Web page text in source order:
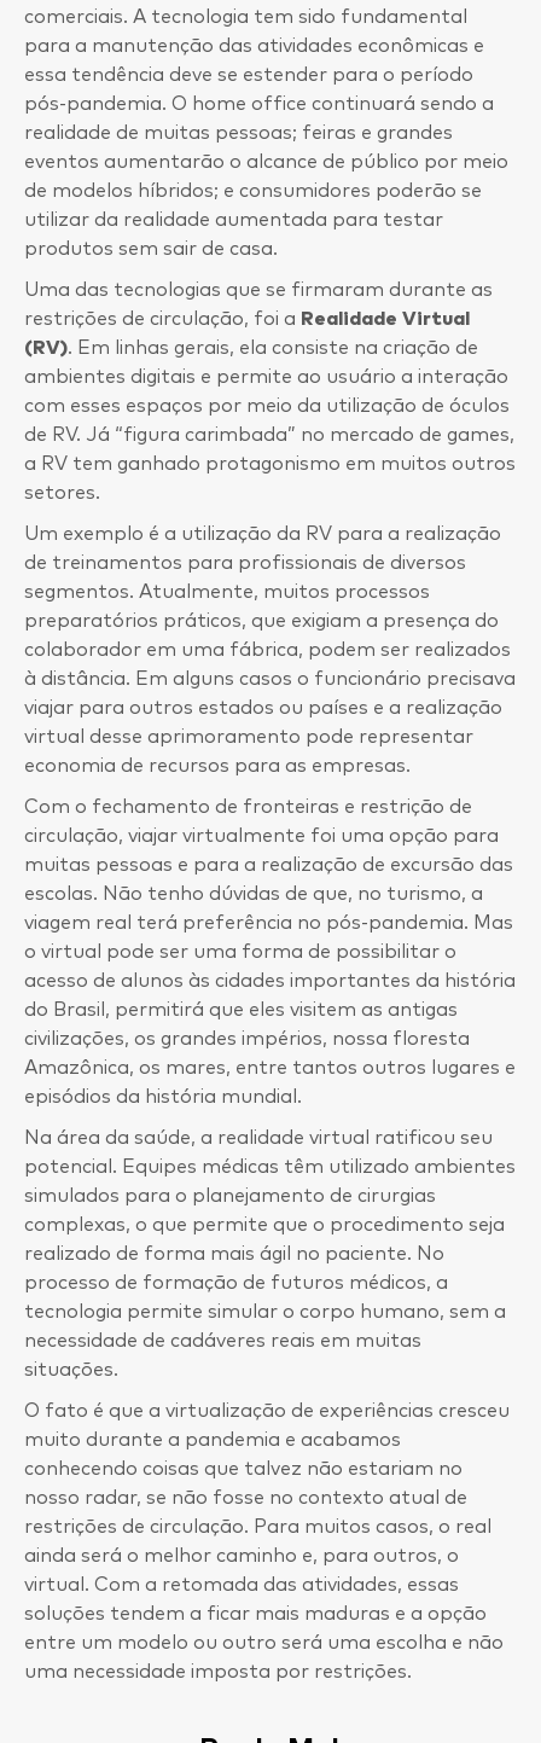
comerciais. A tecnologia tem sido fundamental
para a manutenção das atividades econômicas e
essa tendência deve se estender para o período
pós-pandemia. O home office continuará sendo a
realidade de muitas pessoas; feiras e grandes
eventos aumentarão o alcance de público por meio
de modelos híbridos; e consumidores poderão se
utilizar da realidade aumentada para testar
produtos sem sair de casa.
Uma das tecnologias que se firmaram durante as
restrições de circulação, foi a Realidade Virtual
(RV). Em linhas gerais, ela consiste na criação de
ambientes digitais e permite ao usuário a interação
com esses espaços por meio da utilização de óculos
de RV. Já “figura carimbada” no mercado de games,
a RV tem ganhado protagonismo em muitos outros
setores.
Um exemplo é a utilização da RV para a realização
de treinamentos para profissionais de diversos
segmentos. Atualmente, muitos processos
preparatórios práticos, que exigiam a presença do
colaborador em uma fábrica, podem ser realizados
à distância. Em alguns casos o funcionário precisava
viajar para outros estados ou países e a realização
virtual desse aprimoramento pode representar
economia de recursos para as empresas.
Com o fechamento de fronteiras e restrição de
circulação, viajar virtualmente foi uma opção para
muitas pessoas e para a realização de excursão das
escolas. Não tenho dúvidas de que, no turismo, a
viagem real terá preferência no pós-pandemia. Mas
o virtual pode ser uma forma de possibilitar o
acesso de alunos às cidades importantes da história
do Brasil, permitirá que eles visitem as antigas
civilizações, os grandes impérios, nossa floresta
Amazônica, os mares, entre tantos outros lugares e
episódios da história mundial.
Na área da saúde, a realidade virtual ratificou seu
potencial. Equipes médicas têm utilizado ambientes
simulados para o planejamento de cirurgias
complexas, o que permite que o procedimento seja
realizado de forma mais ágil no paciente. No
processo de formação de futuros médicos, a
tecnologia permite simular o corpo humano, sem a
necessidade de cadáveres reais em muitas
situações.
O fato é que a virtualização de experiências cresceu
muito durante a pandemia e acabamos
conhecendo coisas que talvez não estariam no
nosso radar, se não fosse no contexto atual de
restrições de circulação. Para muitos casos, o real
ainda será o melhor caminho e, para outros, o
virtual. Com a retomada das atividades, essas
soluções tendem a ficar mais maduras e a opção
entre um modelo ou outro será uma escolha e não
uma necessidade imposta por restrições.